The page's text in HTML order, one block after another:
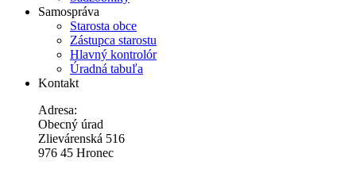
Samospráva
Starosta obce
Zástupca starostu
Hlavný kontrolór
Úradná tabuľa
Kontakt
Adresa:
Obecný úrad
Zlievárenská 516
976 45 Hronec